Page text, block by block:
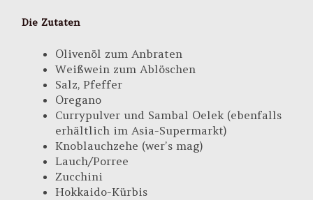
Die Zutaten
Olivenöl zum Anbraten
Weißwein zum Ablöschen
Salz, Pfeffer
Oregano
Currypulver und Sambal Oelek (ebenfalls
erhältlich im Asia-Supermarkt)
Knoblauchzehe (wer’s mag)
Lauch/Porree
Zucchini
Hokkaido-Kürbis